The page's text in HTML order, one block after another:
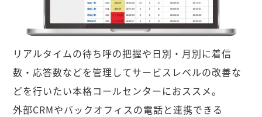
リアルタイムの待ち呼の把握や日別・月別に着信
数・応答数などを管理してサービスレベルの改善な
どを行いたい本格コールセンターにおススメ。
外部CRMやバックオフィスの電話と連携できる